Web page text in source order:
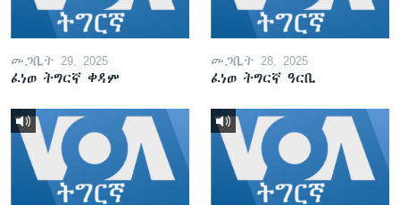
መጋቢት 29, 2025
ፈነወ ትግርኛ ቀዳም
መጋቢት 28, 2025
ፈነወ ትግርኛ ዓርቢ